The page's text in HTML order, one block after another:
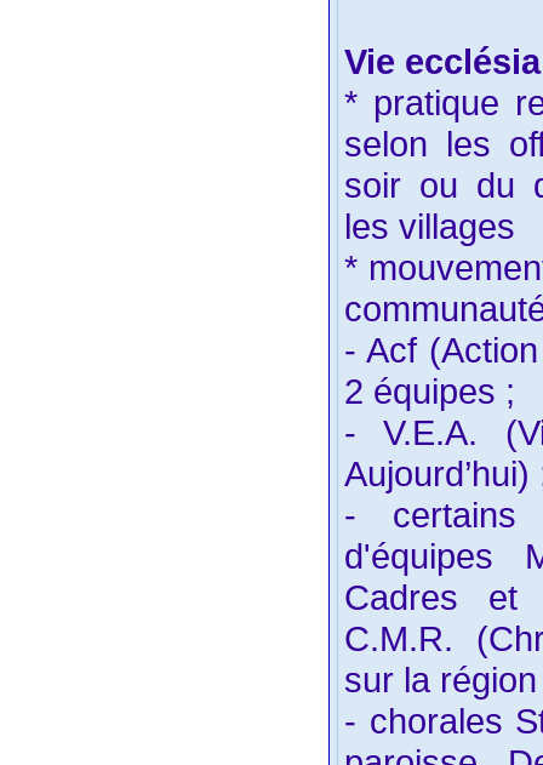
Vie
* pratique
selon les
soir ou du
les villages
*
- Acf
2 équipes ;
- V.E.A.
Aujourd’hui)
- certains
d'équipes
Cadres et
C.M.R.
sur la
- chorales